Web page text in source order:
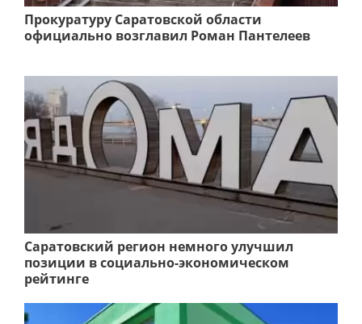
Прокуратуру Саратовской области
официально возглавил Роман Пантелеев
Саратовский регион немного улучшил
позиции в социально-экономическом
рейтинге